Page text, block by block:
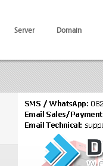
Server Domain